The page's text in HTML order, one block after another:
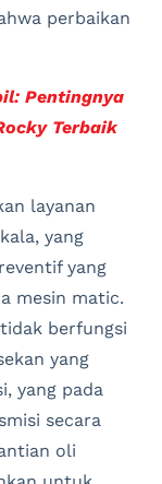
perbaikan
Pentingnya
Terbaik
layanan
yang
yang
mesin matic.
berfungsi
yang
yang pada
secara
oli